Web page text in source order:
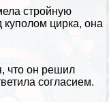
стройную
цирка, она
что он решил
согласием.